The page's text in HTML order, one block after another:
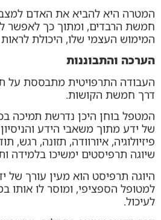
המטרה היא להביא את האדם
חמשת הרבדים, ומתוך כך לאפשר
המימוש העצמי שלו, היכולת
הערכה והתבוננות
העבודה התרפויטית מתבססת על
דרך חמשת הקושות.
המטפל בוחן היכן נדרשת תמיכה
של ידע מתוך משאבי הידע
פיזיולוגיה, איורוודה, תזונה, רגש,
שיוגה תרפיסטים ימשיכו בלמידה
היוגה תרפיסט הוא מעין עורך של
למטופל הספציפי, ומוסר לו אותו
לעיכול.